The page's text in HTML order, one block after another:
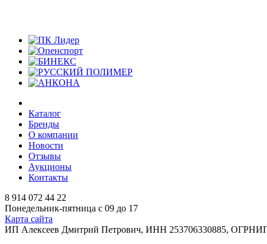
Каталог
Бренды
О компании
Новости
Отзывы
Аукционы
Контакты
8 914 072 44 22
Понедельник-пятница с 09 до 17
Карта сайта
ИП Алексеев Дмитрий Петрович, ИНН 253706330885, ОГРНИП